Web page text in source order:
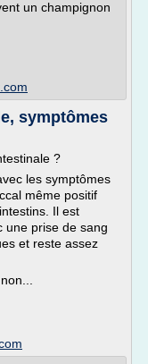
un champignon
symptômes
?
les symptômes
même positif
Il est
une prise de sang
et reste assez